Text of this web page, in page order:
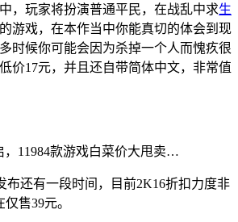
，玩家将扮演普通平民，在战乱中求生
游戏，在本作当中你能真切的体会到现
时候你可能会因为杀掉一个人而愧疚很
价17元，并且还自带简体中文，非常值
布还有一段时间，目前2K16折扣力度非
售39元。